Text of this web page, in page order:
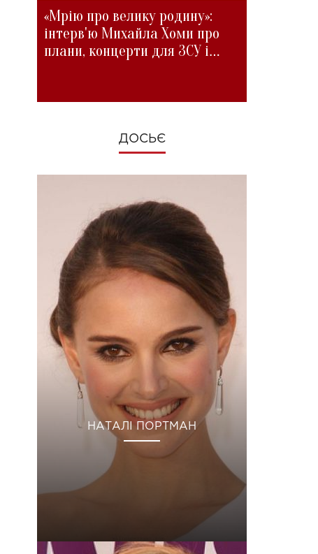
«Мрію про велику родину»:
інтерв'ю Михайла Хоми про
плани, концерти для ЗСУ і
ДОСЬЄ
НАТАЛІ ПОРТМАН